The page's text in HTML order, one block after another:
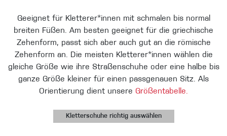
Geeignet für Kletterer*innen mit schmalen bis normal
breiten Füßen. Am besten geeignet für die griechische
Zehenform, passt sich aber auch gut an die römische
Zehenform an. Die meisten Kletterer*innen wählen die
gleiche Größe wie ihre Straßenschuhe oder eine halbe bis
ganze Größe kleiner für einen passgenauen Sitz. Als
Orientierung dient unsere Größentabelle.
Kletterschuhe richtig auswählen